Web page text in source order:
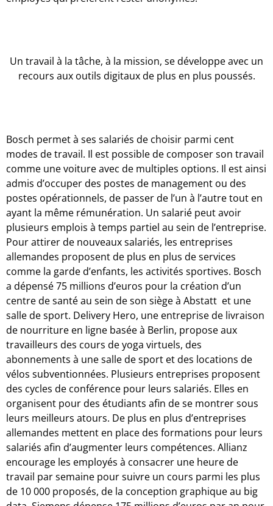
Un travail à la tâche, à la mission, se développe avec un
recours aux outils digitaux de plus en plus poussés.
Bosch permet à ses salariés de choisir parmi cent
modes de travail. Il est possible de composer son travail
comme une voiture avec de multiples options. Il est ainsi
admis d’occuper des postes de management ou des
postes opérationnels, de passer de l’un à l’autre tout en
ayant la même rémunération. Un salarié peut avoir
plusieurs emplois à temps partiel au sein de l’entreprise.
Pour attirer de nouveaux salariés, les entreprises
allemandes proposent de plus en plus de services
comme la garde d’enfants, les activités sportives. Bosch
a dépensé 75 millions d’euros pour la création d’un
centre de santé au sein de son siège à Abstatt et une
salle de sport. Delivery Hero, une entreprise de livraison
de nourriture en ligne basée à Berlin, propose aux
travailleurs des cours de yoga virtuels, des
abonnements à une salle de sport et des locations de
vélos subventionnées. Plusieurs entreprises proposent
des cycles de conférence pour leurs salariés. Elles en
organisent pour des étudiants afin de se montrer sous
leurs meilleurs atours. De plus en plus d’entreprises
allemandes mettent en place des formations pour leurs
salariés afin d’augmenter leurs compétences. Allianz
encourage les employés à consacrer une heure de
travail par semaine pour suivre un cours parmi les plus
de 10 000 proposés, de la conception graphique au big